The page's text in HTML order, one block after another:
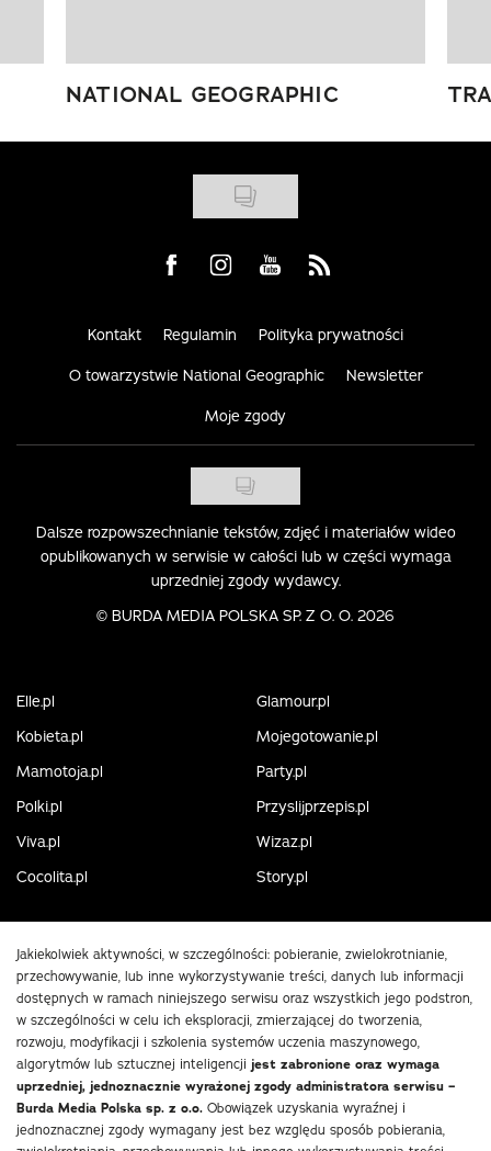
NATIONAL GEOGRAPHIC
Visit us on Facebook
Visit us on Instagram
Visit us on Youtube
Visit us on Rss
Kontakt Regulamin Polityka prywatności
O towarzystwie National Geographic Newsletter
Moje zgody
Dalsze rozpowszechnianie tekstów, zdjęć i materiałów wideo
opublikowanych w serwisie w całości lub w części wymaga
uprzedniej zgody wydawcy.
© BURDA MEDIA POLSKA SP. Z O. O. 2026
Elle.pl
Glamour.pl
Kobieta.pl
Mojegotowanie.pl
Mamotoja.pl
Party.pl
Polki.pl
Przyslijprzepis.pl
Viva.pl
Wizaz.pl
Cocolita.pl
Story.pl
Jakiekolwiek aktywności, w szczególności: pobieranie, zwielokrotnianie,
przechowywanie, lub inne wykorzystywanie treści, danych lub informacji
dostępnych w ramach niniejszego serwisu oraz wszystkich jego podstron,
w szczególności w celu ich eksploracji, zmierzającej do tworzenia,
rozwoju, modyfikacji i szkolenia systemów uczenia maszynowego,
algorytmów lub sztucznej inteligencji jest zabronione oraz wymaga
uprzedniej, jednoznacznie wyrażonej zgody administratora serwisu –
Burda Media Polska sp. z o.o. Obowiązek uzyskania wyraźnej i
jednoznacznej zgody wymagany jest bez względu sposób pobierania,